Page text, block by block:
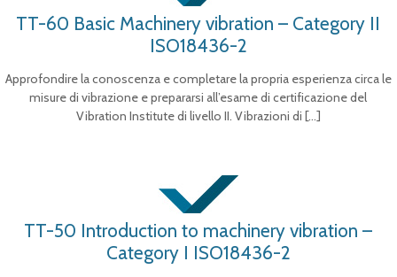
TT-60 Basic Machinery vibration – Category II
ISO18436-2
Approfondire la conoscenza e completare la propria esperienza circa le
misure di vibrazione e prepararsi all’esame di certificazione del
Vibration Institute di livello II. Vibrazioni di […]
TT-50 Introduction to machinery vibration –
Category I ISO18436-2